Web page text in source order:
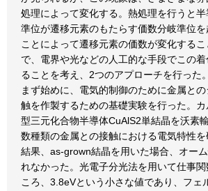
処理によって変化する。熱処理を行うと半
準位が遷移元素のもたらす価数分岐準位
ことによって遷移元素の価数が変化するこ
で、電界や光などの人工的な手段でこの
ることを考え、2つのアプローチを行った。
まず始めに、電気的制御のために金属と
触を作製するための基礎実験を行った。カ
型三元化合物半導体CuAlS2単結晶を沃素
数種類の金属との接触における電気特性
結果、as-grown結晶を用いた場合、オー
れなかった。光電子分光法を用いて仕事関
ころ、3.8eVという小さな値であり、フェ